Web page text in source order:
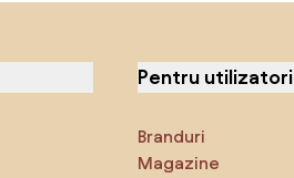
Pentru utilizatori
Branduri
Magazine